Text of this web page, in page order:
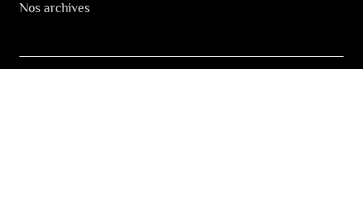
Nos archives